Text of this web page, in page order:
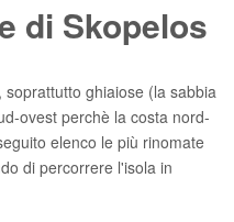
di Skopelos
ghiaiose (la sabbia
ovest perchè la costa nord-
elenco le più rinomate
di percorrere l'isola in